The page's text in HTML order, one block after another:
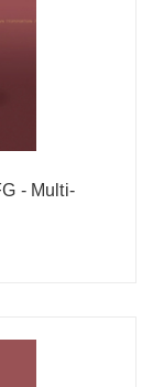
- Multi-